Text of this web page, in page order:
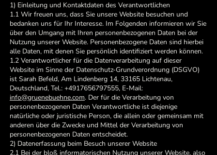
1) Einleitung und Kontaktdaten des Verantwortlichen
1.1 Wir freuen uns, dass Sie unsere Website besuchen und
bedanken uns für Ihr Interesse. Im Folgenden informieren wir Sie
über den Umgang mit Ihren personenbezogenen Daten bei der
Nutzung unserer Website. Personenbezogene Daten sind hierbei
alle Daten, mit denen Sie persönlich identifiziert werden können.
1.2 Verantwortlicher für die Datenverarbeitung auf dieser
Website im Sinne der Datenschutz-Grundverordnung (DSGVO)
ist Sarah Befeld, Am Lindenberg 14, 33165 Lichtenau,
Deutschland, Tel.: +4917656797555, E-Mail:
info@gruenebuehne.com. Der für die Verarbeitung von
personenbezogenen Daten Verantwortliche ist diejenige
natürliche oder juristische Person, die allein oder gemeinsam mit
anderen über die Zwecke und Mittel der Verarbeitung von
personenbezogenen Daten entscheidet.
2) Datenerfassung beim Besuch unserer Website
2.1 Bei der bloß informatorischen Nutzung unserer Website, also